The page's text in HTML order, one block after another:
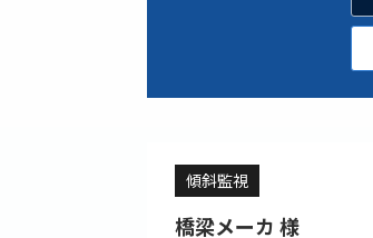
傾斜監視
橋梁メーカ 様